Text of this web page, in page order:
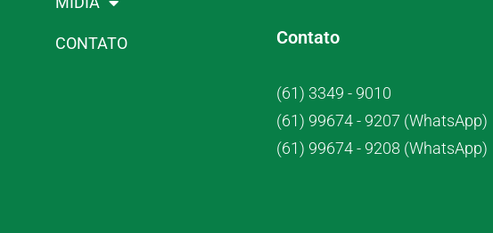
CONTATO Contato
(61) 3349 - 9010
(61) 99674 - 9207 (WhatsApp)
(61) 99674 - 9208 (WhatsApp)